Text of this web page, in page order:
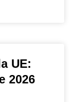
UE:
2026